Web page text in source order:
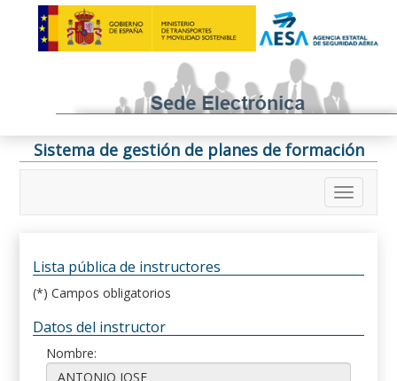
Sistema de gestión de planes de formación
Lista pública de instructores
(*) Campos obligatorios
Datos del instructor
Nombre: